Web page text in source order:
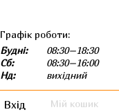
Графік роботи:
Будні:
08:30–18:30
Сб:
08:30–16:00
Нд:
вихідний
Вхід Мій кошик